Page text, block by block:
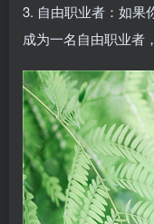
3. 自由职业者：如果
成为一名自由职业者